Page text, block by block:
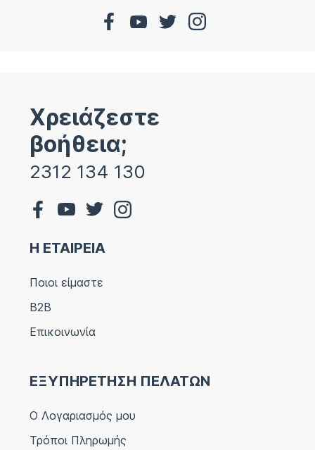
Χρειάζεστε
βοήθεια;
2312 134 130
Η ΕΤΑΙΡΕΙΑ
Ποιοι είμαστε
B2B
Επικοινωνία
ΕΞΥΠΗΡΕΤΗΣΗ ΠΕΛΑΤΩΝ
Ο Λογαριασμός μου
Τρόποι Πληρωμής